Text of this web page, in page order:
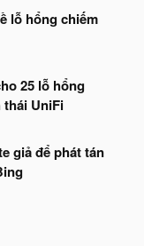
lỗ hổng chiếm
25 lỗ hổng
UniFi
giả để phát tán